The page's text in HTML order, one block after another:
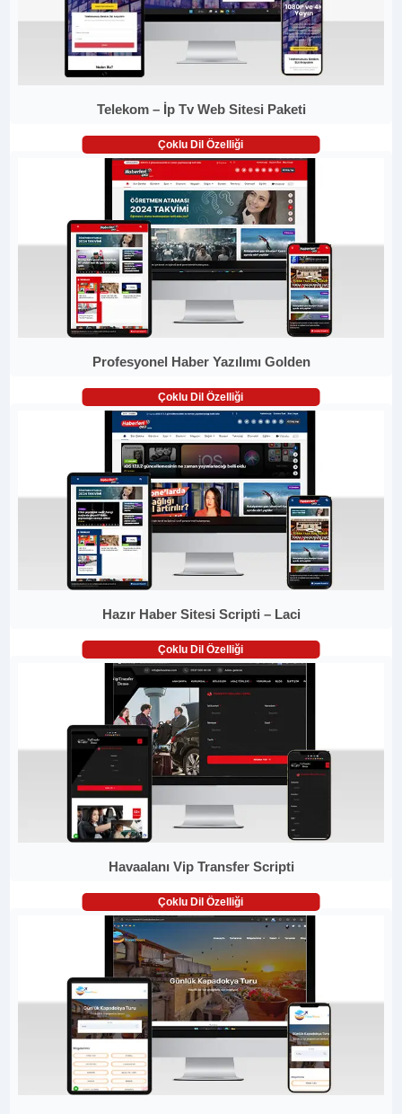
Telekom – İp Tv Web Sitesi Paketi
Çoklu Dil Özelliği
Profesyonel Haber Yazılımı Golden
Çoklu Dil Özelliği
Hazır Haber Sitesi Scripti – Laci
Çoklu Dil Özelliği
Havaalanı Vip Transfer Scripti
Çoklu Dil Özelliği